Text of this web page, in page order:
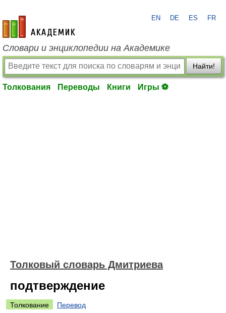
academic.ru
EN DE ES FR
Словари и энциклопедии на Академике
Найти!
Толкования Переводы Книги Игры ⚽
Толковый словарь Дмитриева
подтверждение
Толкование
Перевод